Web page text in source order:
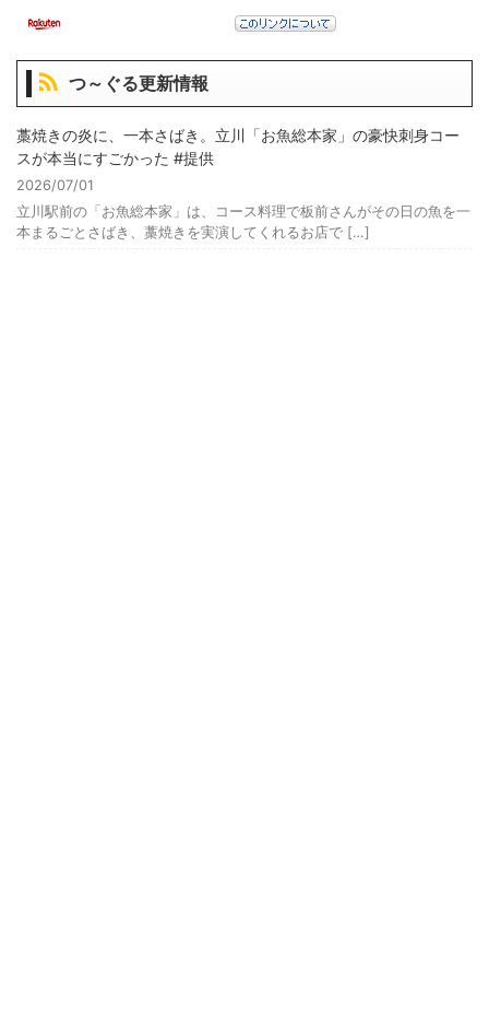
つ～ぐる更新情報
藁焼きの炎に、一本さばき。立川「お魚総本家」の豪快刺身コー
スが本当にすごかった #提供
2026/07/01
立川駅前の「お魚総本家」は、コース料理で板前さんがその日の魚を一
本まるごとさばき、藁焼きを実演してくれるお店で […]